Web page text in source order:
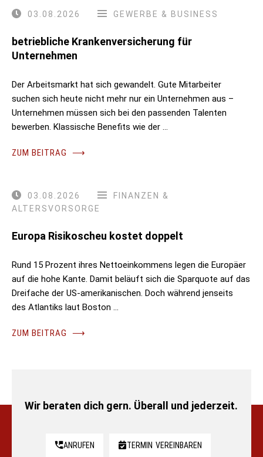
03.08.2026 GEWERBE & BUSINESS
betriebliche Krankenversicherung für
Unternehmen
Der Arbeitsmarkt hat sich gewandelt. Gute Mitarbeiter
suchen sich heute nicht mehr nur ein Unternehmen aus –
Unternehmen müssen sich bei den passenden Talenten
bewerben. Klassische Benefits wie der …
ZUM BEITRAG ⟶
03.08.2026
FINANZEN &
ALTERSVORSORGE
Europa Risikoscheu kostet doppelt
Rund 15 Prozent ihres Nettoeinkommens legen die Europäer
auf die hohe Kante. Damit beläuft sich die Sparquote auf das
Dreifache der US-amerikanischen. Doch während jenseits
des Atlantiks laut Boston …
ZUM BEITRAG ⟶
Wir beraten dich gern. Überall und jederzeit.
ANRUFEN TERMIN VEREINBAREN